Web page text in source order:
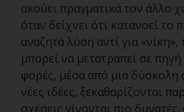
ακούει πραγματικά τον άλλο
όταν δείχνει ότι κατανοεί το
αναζητά λύση αντί για
μπορεί να μετατραπεί σε πηγή
φορές, μέσα από μια δύσκολη
νέες ιδέες, ξεκαθαρίζονται
σχέσεις γίνονται πιο